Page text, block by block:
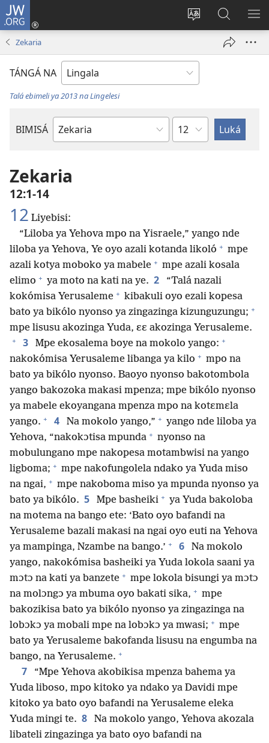
JW.ORG
Tyá
monɔkɔ
mosusu
Kokɔta
na
fenɛtrɛ
Luká
JW.ORG
Zekaria
TÁNGÁ NA
Talá ebimeli ya 2013 na Lingelesi
BIMISÁ
Mokanda
Biblia
Mokapo
Zekaria
12:1-14
12 Liyebisi:
“Liloba ya Yehova mpo na Yisraele,” yango nde
liloba ya Yehova, Ye oyo azali kotanda likoló + mpe
azali kotya moboko ya mabele + mpe azali kosala
elimo + ya moto na kati na ye. 2
“Talá nazali
kokómisa Yerusaleme + kibakuli oyo ezali kopesa
bato ya bikólo nyonso ya zingazinga kizunguzungu; +
mpe lisusu akozinga Yuda, ɛɛ akozinga Yerusaleme.
+ 3 Mpe ekosalema boye na mokolo yango: +
nakokómisa Yerusaleme libanga ya kilo + mpo na
bato ya bikólo nyonso. Baoyo nyonso bakotombola
yango bakozoka makasi mpenza; mpe bikólo nyonso
ya mabele ekoyangana mpenza mpo na kotɛmɛla
yango. + 4 Na mokolo yango,” + yango nde liloba ya
Yehova, “nakokɔtisa mpunda + nyonso na
mobulungano mpe nakopesa motambwisi na yango
ligboma; + mpe nakofungolela ndako ya Yuda miso
na ngai, + mpe nakoboma miso ya mpunda nyonso ya
bato ya bikólo. 5 Mpe basheiki + ya Yuda bakoloba
na motema na bango ete: ‘Bato oyo bafandi na
Yerusaleme bazali makasi na ngai oyo euti na Yehova
ya mampinga, Nzambe na bango.’ + 6
Na mokolo
yango, nakokómisa basheiki ya Yuda lokola saani ya
mɔtɔ na kati ya banzete + mpe lokola bisungi ya mɔtɔ
na molɔngɔ ya mbuma oyo bakati sika, + mpe
bakozikisa bato ya bikólo nyonso ya zingazinga na
lobɔkɔ ya mobali mpe na lobɔkɔ ya mwasi; + mpe
bato ya Yerusaleme bakofanda lisusu na engumba na
bango, na Yerusaleme. +
7
“Mpe Yehova akobikisa mpenza bahema ya
Yuda liboso, mpo kitoko ya ndako ya Davidi mpe
kitoko ya bato oyo bafandi na Yerusaleme eleka
Yuda mingi te. 8
Na mokolo yango, Yehova akozala
libateli zingazinga ya bato oyo bafandi na